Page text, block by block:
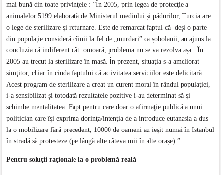
mai bună din toate privinţele : ”În 2005, prin legea de protecţie a
animalelor 5199 elaborată de Ministerul mediului și pădurilor, Turcia are
o lege de sterilizare și returnare. Este de remarcat faptul că deși o parte
din populaţie consideră cîinii la fel de „murdari” ca șobolanii, au ajuns la
concluzia că indiferent cât omoară, problema nu se va rezolva așa. În
2005 au trecut la sterilizare în masă. În prezent, situaţia s-a ameliorat
simţitor, chiar în ciuda faptului că activitatea serviciilor este deficitară.
Acest program de sterilizare a creat un curent moral în rândul populaţiei,
i-a sensibilizat și totodată rezultatele pozitive i-au determinat să-și
schimbe mentalitatea. Fapt pentru care doar o afirmaţie publică a unui
politician care își exprima dorinţa/intenţia de a introduce eutanasia a dus
la o mobilizare fără precedent, 10000 de oameni au ieșit numai în Istanbul
în stradă să protesteze (pe lângă alte câteva mii în alte orașe).”
Pentru soluţii raţionale la o problemă reală